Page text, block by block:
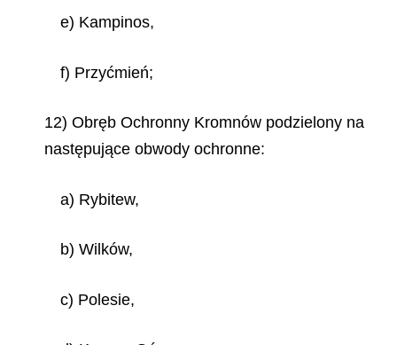
e) Kampinos,
f) Przyćmień;
12) Obręb Ochronny Kromnów podzielony na
następujące obwody ochronne:
a) Rybitew,
b) Wilków,
c) Polesie,